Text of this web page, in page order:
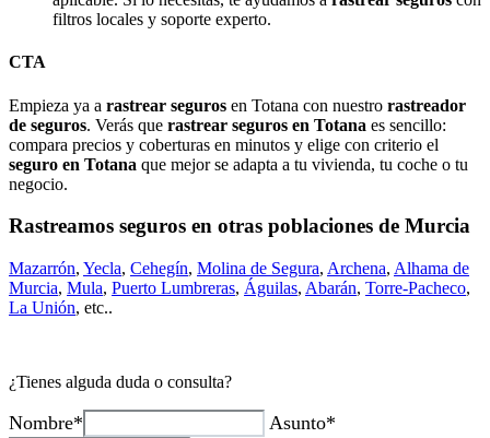
filtros locales y soporte experto.
CTA
Empieza ya a rastrear seguros en Totana con nuestro rastreador
de seguros. Verás que rastrear seguros en Totana es sencillo:
compara precios y coberturas en minutos y elige con criterio el
seguro en Totana que mejor se adapta a tu vivienda, tu coche o tu
negocio.
Rastreamos seguros en otras poblaciones de Murcia
Mazarrón, Yecla, Cehegín, Molina de Segura, Archena, Alhama de
Murcia, Mula, Puerto Lumbreras, Águilas, Abarán, Torre-Pacheco,
La Unión, etc..
¿Tienes alguda duda o consulta?
Nombre* Asunto*